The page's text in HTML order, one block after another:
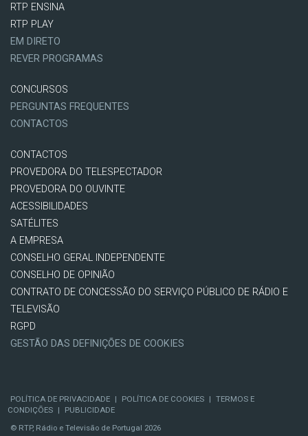
RTP ENSINA
RTP PLAY
EM DIRETO
REVER PROGRAMAS
CONCURSOS
PERGUNTAS FREQUENTES
CONTACTOS
CONTACTOS
PROVEDORA DO TELESPECTADOR
PROVEDORA DO OUVINTE
ACESSIBILIDADES
SATÉLITES
A EMPRESA
CONSELHO GERAL INDEPENDENTE
CONSELHO DE OPINIÃO
CONTRATO DE CONCESSÃO DO SERVIÇO PÚBLICO DE RÁDIO E
TELEVISÃO
RGPD
GESTÃO DAS DEFINIÇÕES DE COOKIES
POLÍTICA DE PRIVACIDADE | POLÍTICA DE COOKIES | TERMOS E
CONDIÇÕES |
PUBLICIDADE
© RTP, Rádio e Televisão de Portugal 2026